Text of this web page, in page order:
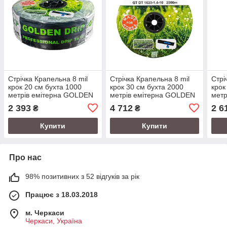
Стрічка Крапельна 8 mil
крок 20 см бухта 1000
метрів емітерна GOLDEN
2 393 ₴
Купити
Стрічка Крапельна 8 mil
крок 30 см бухта 2000
метрів емітерна GOLDEN
4 712₴
Купити
2
Про нас
98% позитивних з 52 відгуків за рік
Працює з 18.03.2018
м. Черкаси
Черкаси, Україна